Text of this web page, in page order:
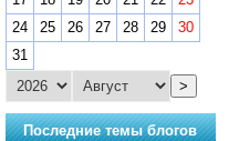
24
25 26 27 28 29
30
31
>
Последние темы блогов